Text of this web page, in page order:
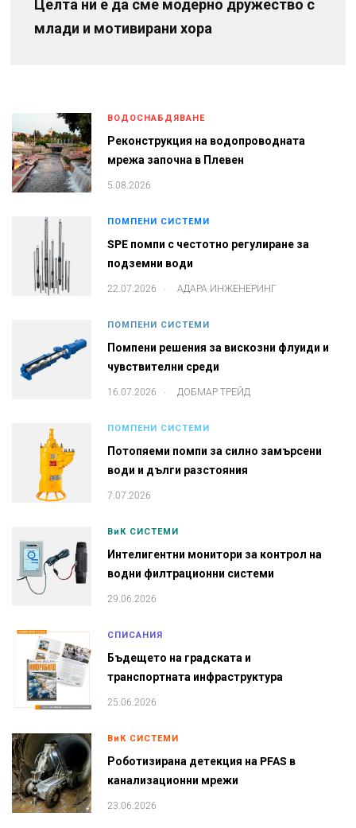
Целта ни е да сме модерно дружество с
млади и мотивирани хора
ВОДОСНАБДЯВАНЕ
Реконструкция на водопроводната
мрежа започна в Плевен
5.08.2026
ПОМПЕНИ СИСТЕМИ
SPE помпи с честотно регулиране за
подземни води
22.07.2026 АДАРА ИНЖЕНЕРИНГ
ПОМПЕНИ СИСТЕМИ
Помпени решения за вискозни флуиди и
чувствителни среди
16.07.2026 ДОБМАР ТРЕЙД
ПОМПЕНИ СИСТЕМИ
Потопяеми помпи за силно замърсени
води и дълги разстояния
7.07.2026
ВиК СИСТЕМИ
Интелигентни монитори за контрол на
водни филтрационни системи
29.06.2026
СПИСАНИЯ
Бъдещето на градската и
транспортната инфраструктура
25.06.2026
ВиК СИСТЕМИ
Роботизирана детекция на PFAS в
канализационни мрежи
23.06.2026